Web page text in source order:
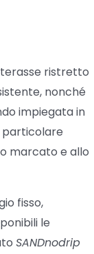
ristretto
nonché
impiegata in
particolare
marcato e allo
fisso,
le
SANDnodrip